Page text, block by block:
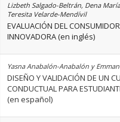
Lizbeth Salgado-Beltrán, Dena
Teresita Velarde-Mendívil
EVALUACIÓN DEL
INNOVADORA (en inglés)
Yasna Anabalón-Anabalón y
DISEÑO Y VALIDACIÓN DE UN
CONDUCTUAL PARA
(en español)